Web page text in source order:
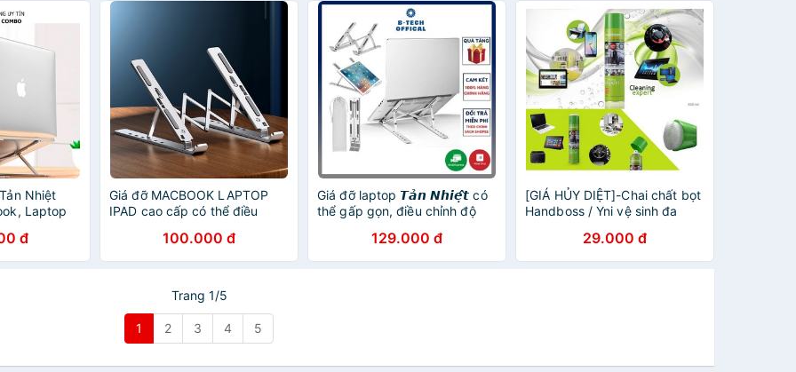
Nhiệt
Laptop
Lucas
đ
Giá đỡ MACBOOK LAPTOP
IPAD cao cấp có thể điều
nhiệt laptop, đế kê laptop
nhôm
100.000 đ
Giá đỡ laptop 𝙏𝙖̉𝙣 𝙉𝙝𝙞𝙚̣̂𝙩 có
thể gấp gọn, điều chỉnh độ
LaoTop, Máy Tính Bảng
129.000 đ
[GIÁ HỦY DIỆT]-Chai chất bọt
Handboss / Yni vệ sinh đa
laptop,PC,LCD, Tv
29.000 đ
Trang 1/5
1 2 3 4 5